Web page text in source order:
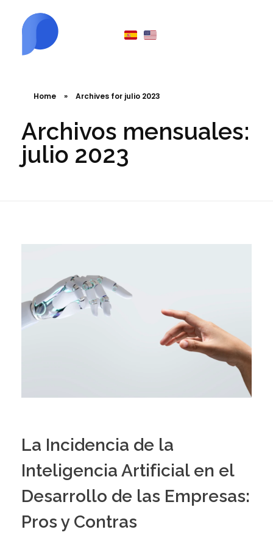
Home » Archives for julio 2023
Archivos mensuales:
julio 2023
La Incidencia de la
Inteligencia Artificial en el
Desarrollo de las Empresas:
Pros y Contras